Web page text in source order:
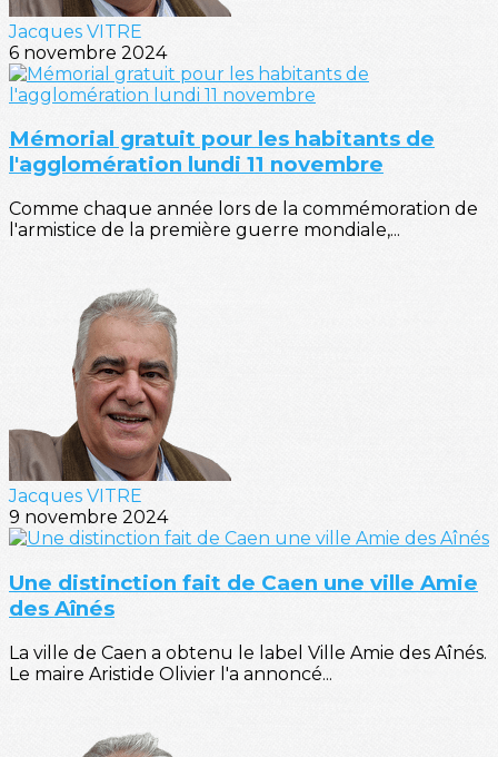
Jacques VITRE
6 novembre 2024
Mémorial gratuit pour les habitants de
l'agglomération lundi 11 novembre
Comme chaque année lors de la commémoration de
l'armistice de la première guerre mondiale,...
Jacques VITRE
9 novembre 2024
Une distinction fait de Caen une ville Amie
des Aînés
La ville de Caen a obtenu le label Ville Amie des Aînés.
Le maire Aristide Olivier l'a annoncé...